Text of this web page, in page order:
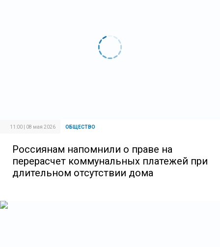
11:00 | 08 мая 2026 ОБЩЕСТВО
Россиянам напомнили о праве на
перерасчет коммунальных платежей при
длительном отсутствии дома